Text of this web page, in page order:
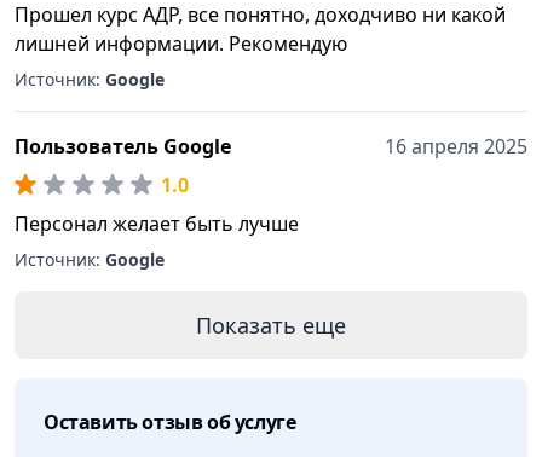
Прошел курс АДР, все понятно, доходчиво ни какой
лишней информации. Рекомендую
Источник: Google
Пользователь Google
16 апреля 2025
1.0
Персонал желает быть лучше
Источник: Google
Показать еще
Оставить отзыв об услуге